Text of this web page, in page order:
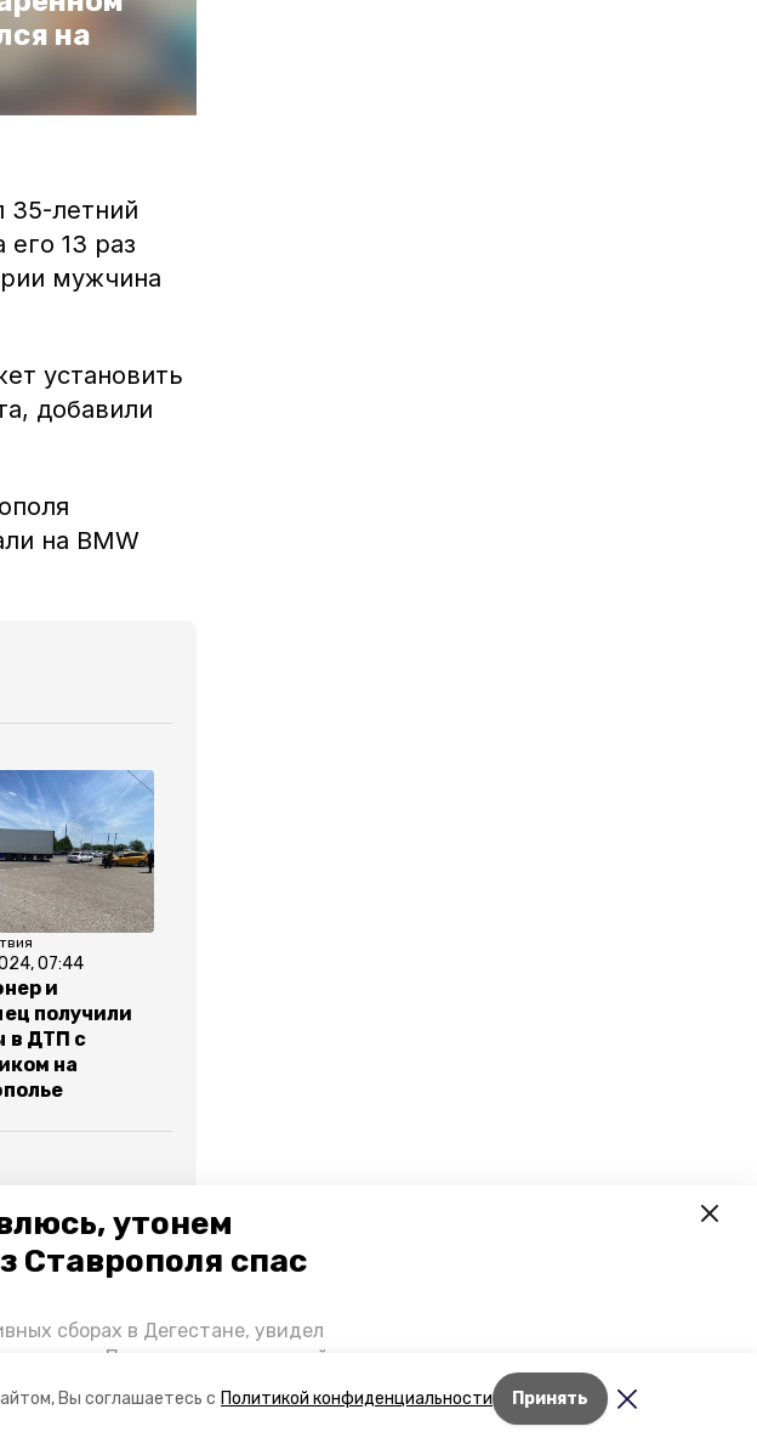
Вы соглашаетесь с Политикой конфиденциальности Принять
утонем
Ставрополя спас
сборах в Дегестане, увидел
помощь. По возвращении домой,
Лента новостей
на
35-летний
13 раз
мужчина
установить
добавили
на ВМW
07:44
и
получили
в ДТП с
на
российский